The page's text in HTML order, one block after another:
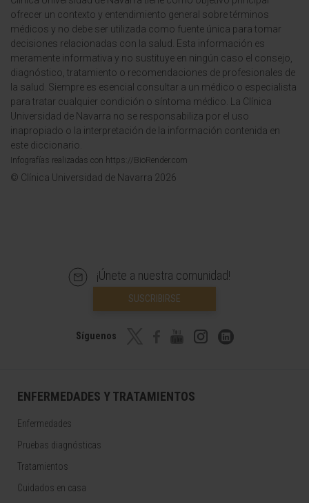
ofrecer un contexto y entendimiento general sobre términos
médicos y no debe ser utilizada como fuente única para tomar
decisiones relacionadas con la salud. Esta información es
meramente informativa y no sustituye en ningún caso el consejo,
diagnóstico, tratamiento o recomendaciones de profesionales de
la salud. Siempre es esencial consultar a un médico o especialista
para tratar cualquier condición o síntoma médico. La Clínica
Universidad de Navarra no se responsabiliza por el uso
inapropiado o la interpretación de la información contenida en
este diccionario.
Infografías realizadas con https://BioRender.com
© Clínica Universidad de Navarra 2026
¡Únete a nuestra comunidad!
SUSCRIBIRSE
Síguenos
ENFERMEDADES Y TRATAMIENTOS
Enfermedades
Pruebas diagnósticas
Tratamientos
Cuidados en casa